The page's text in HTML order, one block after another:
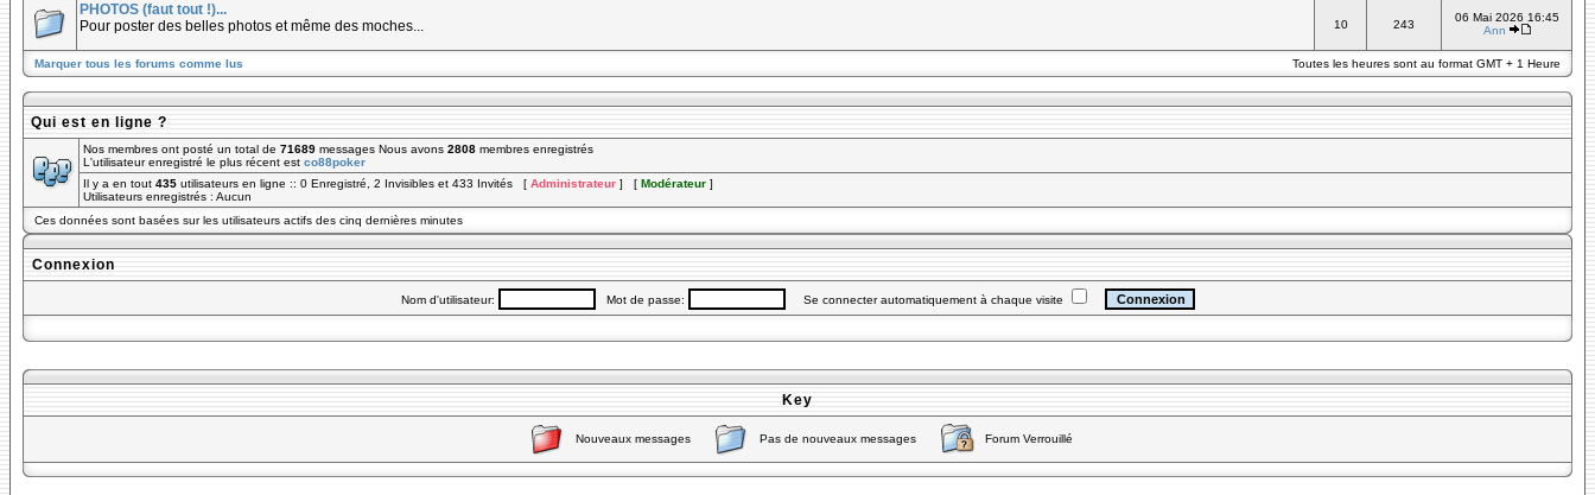
PHOTOS (faut tout !)...
Pour poster des belles photos et même des moches...
10 243
06 Mai 2026 16:45
Ann
Marquer tous les forums comme lus Toutes les heures sont au format GMT + 1 Heure
Qui est en ligne ?
Nos membres ont posté un total de 71689 messages Nous avons 2808 membres enregistrés
L'utilisateur enregistré le plus récent est co88poker
Il y a en tout 435 utilisateurs en ligne :: 0 Enregistré, 2 Invisibles et 433 Invités [ Administrateur ] [ Modérateur ]
Utilisateurs enregistrés : Aucun
Ces données sont basées sur les utilisateurs actifs des cinq dernières minutes
Connexion
Nom d'utilisateur: Mot de passe: Se connecter automatiquement à chaque visite
Key
Nouveaux messages Pas de nouveaux messages Forum Verrouillé